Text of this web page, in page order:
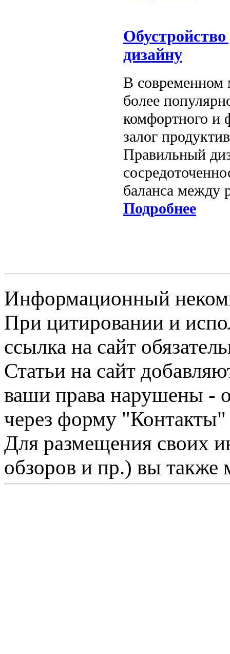
дизайну
В современном
более
комфортного и
залог
Правильный
баланса между
Подробнее
Информационный
При цитировании и
ссылка на сайт
Статьи на сайт
ваши права нарушены -
через форму "Контакты"
Для размещения своих
обзоров и пр.) вы также